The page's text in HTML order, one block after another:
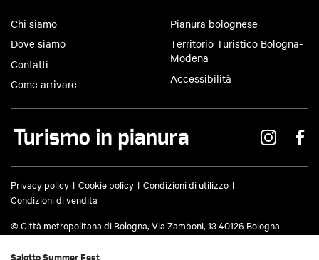
Salotto Summer Fest
Chi siamo
Dove siamo
Contatti
Come arrivare
Pianura bolognese
Territorio Turistico Bologna-
Modena
Accessibilità
Privacy policy Cookie policy
Condizioni di utilizzo
Condizioni di vendita
© Città metropolitana di Bologna, Via Zamboni, 13 40126 Bologna -
certificata:cm.bo@cert.cittametropolitana.bo.it